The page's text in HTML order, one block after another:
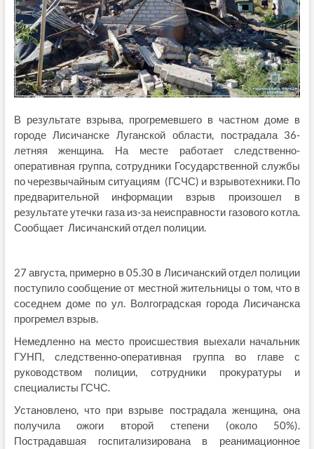
В результате взрыва, прогремевшего в частном доме в
городе Лисичанске Луганской области, пострадала 36-
летняя женщина. На месте работает следственно-
оперативная группа, сотрудники Государственной службы
по черезвычайным ситуациям (ГСЧС) и взрывотехники. По
предварительной информации взрыв произошел в
результате утечки газа из-за неисправности газового котла.
Сообщает Лисичанский отдел полиции.
27 августа, примерно в 05.30 в Лисичанский отдел полиции
поступило сообщение от местной жительницы о том, что в
соседнем доме по ул. Волгоградская города Лисичанска
прогремел взрыв.
Немедленно на место происшествия выехали начальник
ГУНП, следственно-оперативная группа во главе с
руководством полиции, сотрудники прокуратуры и
специалисты ГСЧС.
Установлено, что при взрыве пострадала женщина, она
получила ожоги второй степени (около 50%).
Пострадавшая госпитализирована в реанимационное